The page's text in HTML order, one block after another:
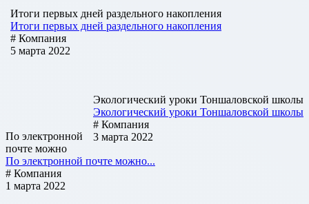
Итоги первых дней раздельного накопления
Итоги первых дней раздельного накопления
# Компания
5 марта 2022
Экологический уроки Тоншаловской школы
Экологический уроки Тоншаловской школы
# Компания
3 марта 2022
По электронной
почте можно
По электронной почте можно...
# Компания
1 марта 2022